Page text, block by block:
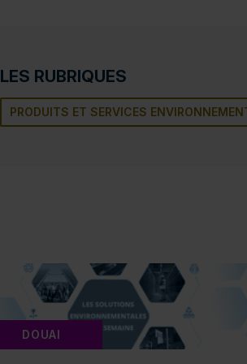
LES RUBRIQUES
PRODUITS ET SERVICES
DOUAI